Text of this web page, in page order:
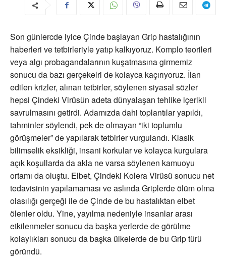
Son günlercde iyice Çinde başlayan Grip hastalığının
haberleri ve tetbirleriyle yatıp kalkıyoruz. Komplo teorileri
veya algı probagandalarının kuşatmasına girmemiz
sonucu da bazı gerçekelri de kolayca kaçırıyoruz. İlan
edilen krizler, alınan tetbirler, söylenen siyasal sözler
hepsi Çindeki Virüsün adeta dünyalaşan tehlike içerikli
savrulmasını getirdi. Adamızda dahi toplantılar yapıldı,
tahminler söylendi, pek de olmayan “iki toplumlu
görüşmeler” de yapılarak tetbirler vurgulandı. Klasik
bilimselik eksikliği, insani korkular ve kolayca kurgulara
açık koşullarda da akla ne varsa söylenen kamuoyu
ortamı da oluştu. Elbet, Çindeki Kolera Virüsü sonucu net
tedavisinin yapılamaması ve aslında Griplerde ölüm olma
olasılığı gerçeği ile de Çinde de bu hastalıktan elbet
ölenler oldu. Yine, yayılma nedeniyle insanlar arası
etkilenmeler sonucu da başka yerlerde de görülme
kolaylıkları sonucu da başka ülkelerde de bu Grip türü
göründü.